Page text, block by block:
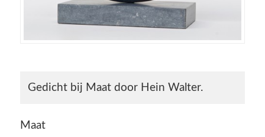
Gedicht bij Maat door Hein Walter.
Maat